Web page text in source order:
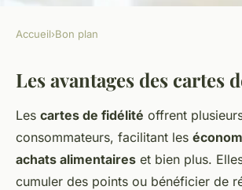
BON PLAN
Les avantages des
fidélité pour
les produits
6 min de lecture
Accueil›Bon plan
Les avantages des cartes
Les cartes de fidélité offrent
consommateurs, facilitant les
achats alimentaires et bien plus.
cumuler des points ou bénéficier de